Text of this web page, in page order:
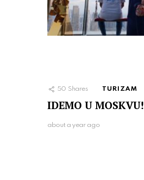
50 Shares TURIZAM
IDEMO U MOSKVU!
about a year ago